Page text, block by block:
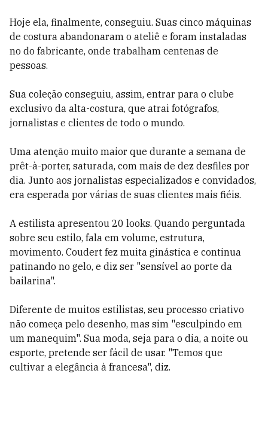
Hoje ela, finalmente, conseguiu. Suas cinco máquinas
de costura abandonaram o ateliê e foram instaladas
no do fabricante, onde trabalham centenas de
pessoas.
Sua coleção conseguiu, assim, entrar para o clube
exclusivo da alta-costura, que atrai fotógrafos,
jornalistas e clientes de todo o mundo.
Uma atenção muito maior que durante a semana de
prêt-à-porter, saturada, com mais de dez desfiles por
dia. Junto aos jornalistas especializados e convidados,
era esperada por várias de suas clientes mais fiéis.
A estilista apresentou 20 looks. Quando perguntada
sobre seu estilo, fala em volume, estrutura,
movimento. Coudert fez muita ginástica e continua
patinando no gelo, e diz ser "sensível ao porte da
bailarina".
Diferente de muitos estilistas, seu processo criativo
não começa pelo desenho, mas sim "esculpindo em
um manequim". Sua moda, seja para o dia, a noite ou
esporte, pretende ser fácil de usar. "Temos que
cultivar a elegância à francesa", diz.